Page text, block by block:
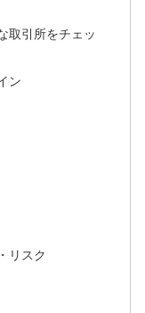
取引所をチェッ
ン
リスク